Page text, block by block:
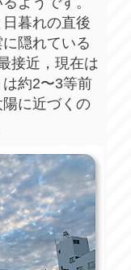
暮れの直後
隠れている
接近，現在は
約2〜3等前
に近づくの